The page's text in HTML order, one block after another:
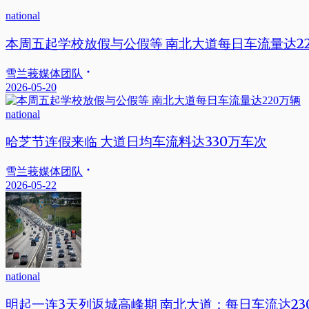
national
本周五起学校放假与公假等 南北大道每日车流量达
雪兰莪媒体团队
2026-05-20
national
哈芝节连假来临 大道日均车流料达330万车次
雪兰莪媒体团队
2026-05-22
national
明起一连3天列返城高峰期 南北大道：每日车流达